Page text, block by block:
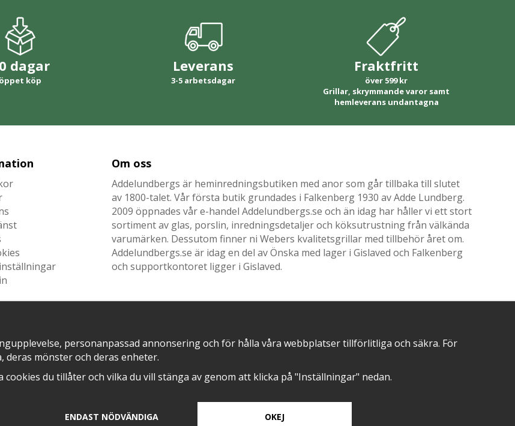
dagar
öppet köp
Leverans
3-5 arbetsdagar
Fraktfritt
över 599 kr
Grillar, skrymmande varor samt
hemleverans undantagna
Om oss
Addelundbergs är heminredningsbutiken med anor som går tillbaka till slutet
av 1800-talet. Vår första butik grundades i Falkenberg 1930 av Adde Lundberg.
2009 öppnades vår e-handel Addelundbergs.se och än idag har håller vi ett stort
sortiment av glas, porslin, inredningsdetaljer och köksutrustning från välkända
varumärken. Dessutom finner ni Webers kvalitetsgrillar med tillbehör året om.
Addelundbergs.se är idag en del av Önska med lager i Gislaved och Falkenberg
och supportkontoret ligger i Gislaved.
SNABB LEVERANS MED EN DEL AV POSITIVA OMDÖMEN PÅ
personanpassad annonsering och för hålla våra webbplatser tillförlitliga och säkra. För
mönster och deras enheter.
cookies du tillåter och vilka du vill stänga av genom att klicka på "Inställningar" nedan.
ENDAST NÖDVÄNDIGA OKEJ